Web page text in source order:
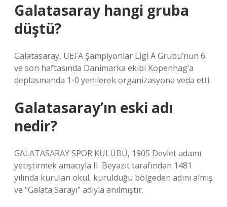
Galatasaray hangi gruba
düştü?
Galatasaray, UEFA Şampiyonlar Ligi A Grubu’nun 6.
ve son haftasında Danimarka ekibi Kopenhag’a
deplasmanda 1-0 yenilerek organizasyona veda etti.
Galatasaray’ın eski adı
nedir?
GALATASARAY SPOR KULÜBÜ, 1905 Devlet adamı
yetiştirmek amacıyla II. Beyazıt tarafından 1481
yılında kurulan okul, kurulduğu bölgeden adını almış
ve “Galata Sarayı” adıyla anılmıştır.